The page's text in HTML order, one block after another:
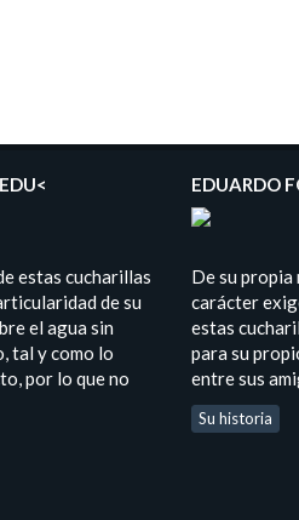
estas cucharillas
de su
el agua sin
tal y como lo
por lo que no
EDUARDO
De su propia
carácter
estas
para su
entre sus
Su historia